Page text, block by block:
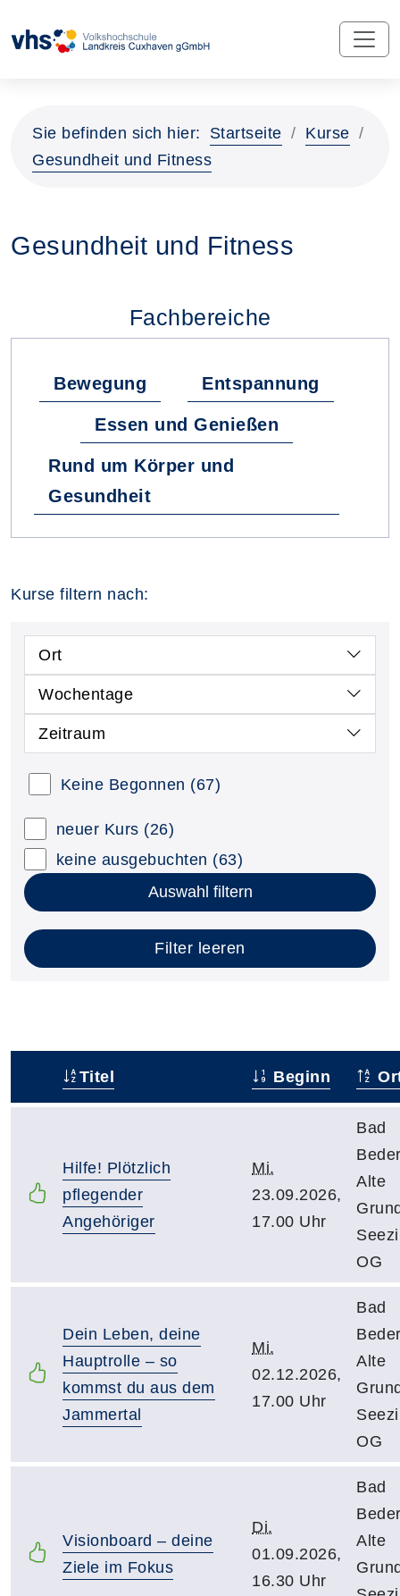
Sie befinden sich hier: Startseite
Kurse
Gesundheit und Fitness
Gesundheit und Fitness
Fachbereiche
Bewegung Entspannung
Essen und Genießen
Rund um Körper und
Gesundheit
Kurse filtern nach:
Ort
Wochentage
Zeitraum
Keine Begonnen (67)
neuer Kurs (26)
keine ausgebuchten (63)
Auswahl filtern
Filter leeren
Titel Beginn
Hilfe! Plötzlich
pflegender
Angehöriger
Mi.
23.09.2026,
17.00 Uhr
Bad
Alte
OG
Dein Leben, deine
Hauptrolle – so
kommst du aus dem
Jammertal
Mi.
02.12.2026,
17.00 Uhr
Bad
Alte
OG
Visionboard – deine
Ziele im Fokus
Di.
01.09.2026,
16.30 Uhr
Bad
Alte